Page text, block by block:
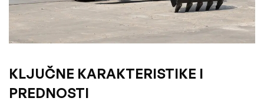
KLJUČNE KARAKTERISTIKE I
PREDNOSTI